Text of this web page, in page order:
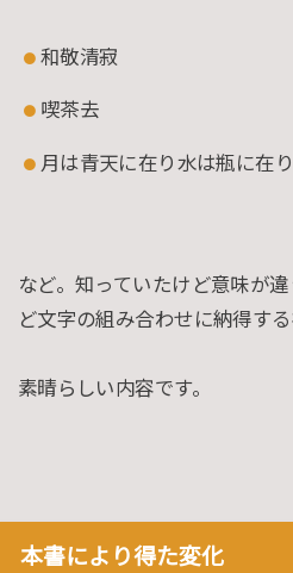
和敬清寂
喫茶去
月は青天に在り水は瓶に在り
など。知っていたけど意味が
ど文字の組み合わせに納得す
素晴らしい内容です。
本書により得た変化